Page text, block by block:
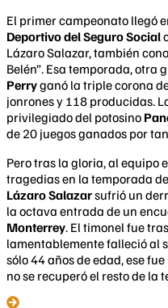
El primer campeonato llegó
Deportivo del Seguro Social
Lázaro Salazar, también
Belén”. Esa temporada, otra
Perryganó la triple corona
jonrones y 118 producidas.
privilegiado del potosino
de 20 juegos ganados por
Pero tras la gloria, al equipo
tragedias en la temporada
Lázaro Salazarsufrió un
la octava entrada de un
Monterrey. El timonel fue
lamentablemente falleció al
sólo 44 años de edad, ese
no se recuperó el resto de la